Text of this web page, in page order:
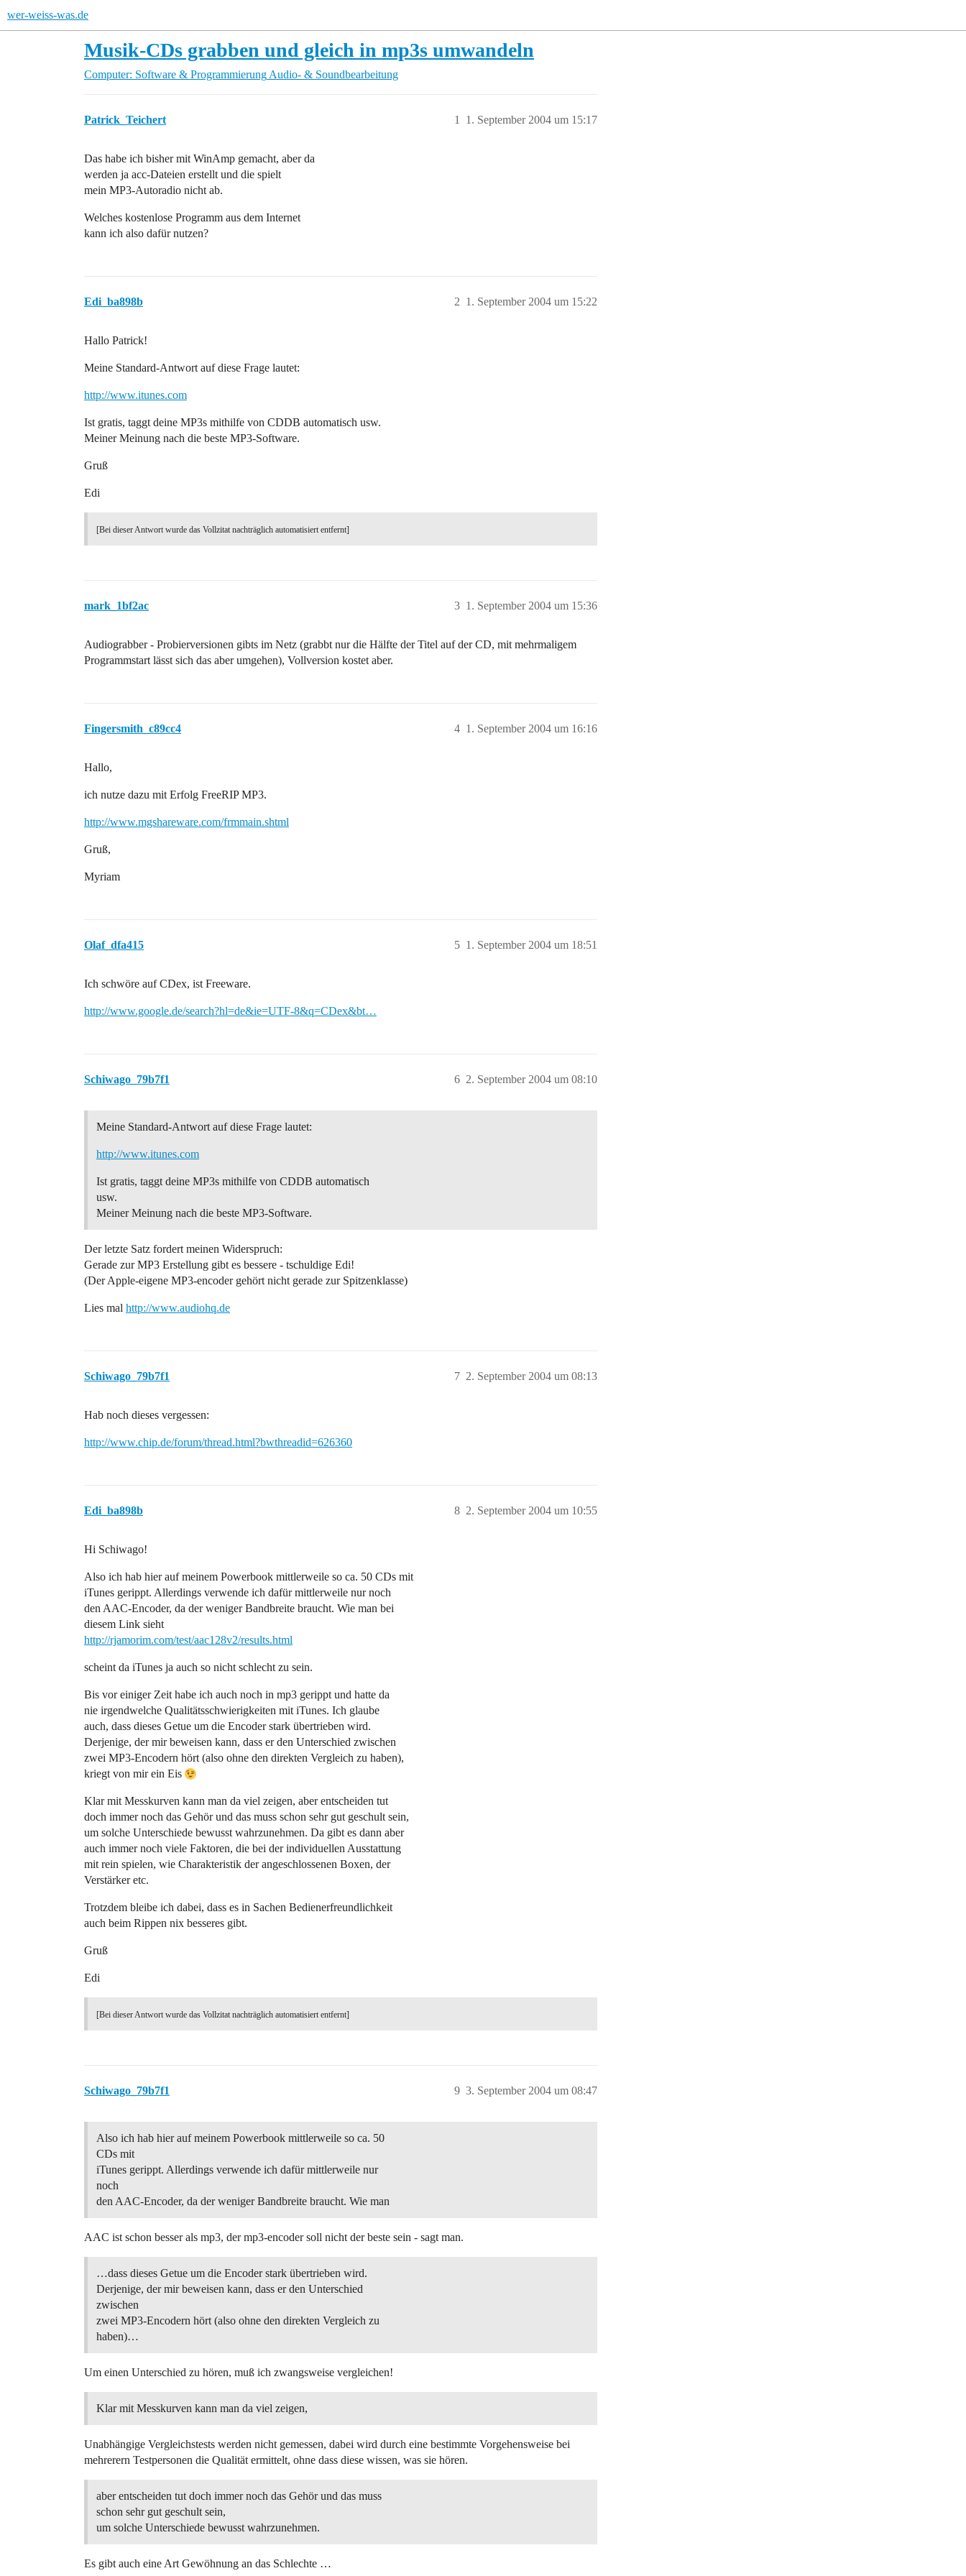
wer-weiss-was.de
Musik-CDs grabben und gleich in mp3s umwandeln
Computer: Software & Programmierung Audio- & Soundbearbeitung
Patrick_Teichert 1. September 2004 um 15:17
1
Das habe ich bisher mit WinAmp gemacht, aber da
werden ja acc-Dateien erstellt und die spielt
mein MP3-Autoradio nicht ab.
Welches kostenlose Programm aus dem Internet
kann ich also dafür nutzen?
Edi_ba898b 1. September 2004 um 15:22
2
Hallo Patrick!
Meine Standard-Antwort auf diese Frage lautet:
http://www.itunes.com
Ist gratis, taggt deine MP3s mithilfe von CDDB automatisch usw.
Meiner Meinung nach die beste MP3-Software.
Gruß
Edi
[Bei dieser Antwort wurde das Vollzitat nachträglich automatisiert entfernt]
mark_1bf2ac 1. September 2004 um 15:36
3
Audiograbber - Probierversionen gibts im Netz (grabbt nur die Hälfte der Titel auf der CD, mit mehrmaligem
Programmstart lässt sich das aber umgehen), Vollversion kostet aber.
Fingersmith_c89cc4 1. September 2004 um 16:16
4
Hallo,
ich nutze dazu mit Erfolg FreeRIP MP3.
http://www.mgshareware.com/frmmain.shtml
Gruß,
Myriam
Olaf_dfa415 1. September 2004 um 18:51
5
Ich schwöre auf CDex, ist Freeware.
http://www.google.de/search?hl=de&ie=UTF-8&q=CDex&bt…
Schiwago_79b7f1 2. September 2004 um 08:10
6
Meine Standard-Antwort auf diese Frage lautet:
http://www.itunes.com
Ist gratis, taggt deine MP3s mithilfe von CDDB automatisch
usw.
Meiner Meinung nach die beste MP3-Software.
Der letzte Satz fordert meinen Widerspruch:
Gerade zur MP3 Erstellung gibt es bessere - tschuldige Edi!
(Der Apple-eigene MP3-encoder gehört nicht gerade zur Spitzenklasse)
Lies mal http://www.audiohq.de
Schiwago_79b7f1 2. September 2004 um 08:13
7
Hab noch dieses vergessen:
http://www.chip.de/forum/thread.html?bwthreadid=626360
Edi_ba898b 2. September 2004 um 10:55
8
Hi Schiwago!
Also ich hab hier auf meinem Powerbook mittlerweile so ca. 50 CDs mit
iTunes gerippt. Allerdings verwende ich dafür mittlerweile nur noch
den AAC-Encoder, da der weniger Bandbreite braucht. Wie man bei
diesem Link sieht
http://rjamorim.com/test/aac128v2/results.html
scheint da iTunes ja auch so nicht schlecht zu sein.
Bis vor einiger Zeit habe ich auch noch in mp3 gerippt und hatte da
nie irgendwelche Qualitätsschwierigkeiten mit iTunes. Ich glaube
auch, dass dieses Getue um die Encoder stark übertrieben wird.
Derjenige, der mir beweisen kann, dass er den Unterschied zwischen
zwei MP3-Encodern hört (also ohne den direkten Vergleich zu haben),
kriegt von mir ein Eis
Klar mit Messkurven kann man da viel zeigen, aber entscheiden tut
doch immer noch das Gehör und das muss schon sehr gut geschult sein,
um solche Unterschiede bewusst wahrzunehmen. Da gibt es dann aber
auch immer noch viele Faktoren, die bei der individuellen Ausstattung
mit rein spielen, wie Charakteristik der angeschlossenen Boxen, der
Verstärker etc.
Trotzdem bleibe ich dabei, dass es in Sachen Bedienerfreundlichkeit
auch beim Rippen nix besseres gibt.
Gruß
Edi
[Bei dieser Antwort wurde das Vollzitat nachträglich automatisiert entfernt]
Schiwago_79b7f1 3. September 2004 um 08:47
9
Also ich hab hier auf meinem Powerbook mittlerweile so ca. 50
CDs mit
iTunes gerippt. Allerdings verwende ich dafür mittlerweile nur
noch
den AAC-Encoder, da der weniger Bandbreite braucht. Wie man
AAC ist schon besser als mp3, der mp3-encoder soll nicht der beste sein - sagt man.
…dass dieses Getue um die Encoder stark übertrieben wird.
Derjenige, der mir beweisen kann, dass er den Unterschied
zwischen
zwei MP3-Encodern hört (also ohne den direkten Vergleich zu
haben)…
Um einen Unterschied zu hören, muß ich zwangsweise vergleichen!
Klar mit Messkurven kann man da viel zeigen,
Unabhängige Vergleichstests werden nicht gemessen, dabei wird durch eine bestimmte Vorgehensweise bei
mehrerern Testpersonen die Qualität ermittelt, ohne dass diese wissen, was sie hören.
aber entscheiden tut doch immer noch das Gehör und das muss
schon sehr gut geschult sein,
um solche Unterschiede bewusst wahrzunehmen.
Es gibt auch eine Art Gewöhnung an das Schlechte …